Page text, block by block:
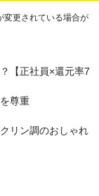
更されている場合が
【正社員×還元率7
尊重
リン調のおしゃれ